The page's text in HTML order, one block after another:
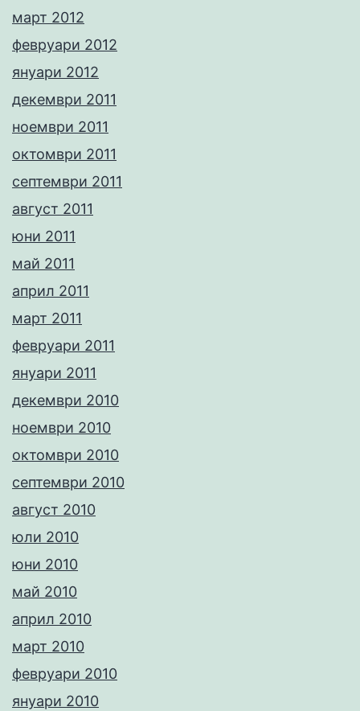
март 2012
февруари 2012
януари 2012
декември 2011
ноември 2011
октомври 2011
септември 2011
август 2011
юни 2011
май 2011
април 2011
март 2011
февруари 2011
януари 2011
декември 2010
ноември 2010
октомври 2010
септември 2010
август 2010
юли 2010
юни 2010
май 2010
април 2010
март 2010
февруари 2010
януари 2010